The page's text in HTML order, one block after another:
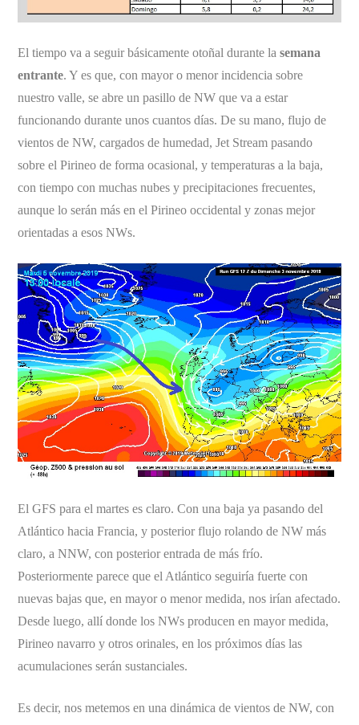
El tiempo va a seguir básicamente otoñal durante lasemana
entrante. Y es que, con mayor o menor incidencia sobre
nuestro valle, se abre un pasillo de NW que va a estar
funcionando durante unos cuantos días. De su mano, flujo de
vientos de NW, cargados de humedad, Jet Stream pasando
sobre el Pirineo de forma ocasional, y temperaturas a la baja,
con tiempo con muchas nubes y precipitaciones frecuentes,
aunque lo serán más en el Pirineo occidental y zonas mejor
orientadas a esos NWs.
El GFS para el martes es claro. Con una baja ya pasando del
Atlántico hacia Francia, y posterior flujo rolando de NW más
claro, a NNW, con posterior entrada de más frío.
Posteriormente parece que el Atlántico seguiría fuerte con
nuevas bajas que, en mayor o menor medida, nos irían afectado.
Desde luego, allí donde los NWs producen en mayor medida,
Pirineo navarro y otros orinales, en los próximos días las
acumulaciones serán sustanciales.
Es decir, nos metemos en una dinámica de vientos de NW, con